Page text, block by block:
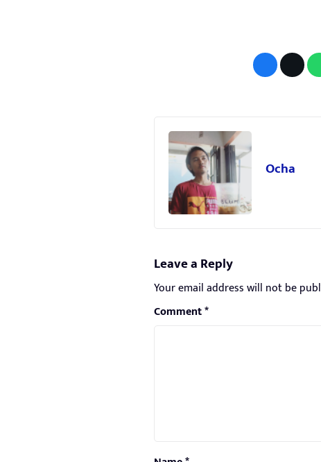
Ocha
Leave a Reply
Your email address will not be
Comment*